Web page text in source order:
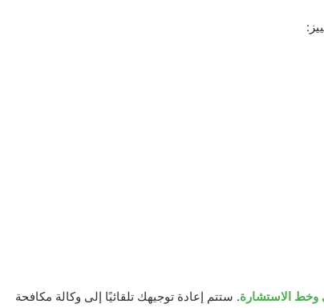
وخط الاستشارة. ستتم إعادة توجيهك تلقائيًا إلى وكالة مكافحة